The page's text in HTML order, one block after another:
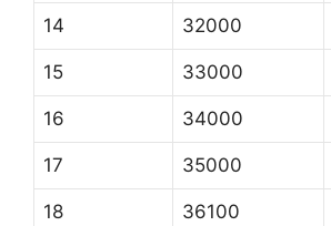
14 32000
15 33000
16 34000
17 35000
18 36100